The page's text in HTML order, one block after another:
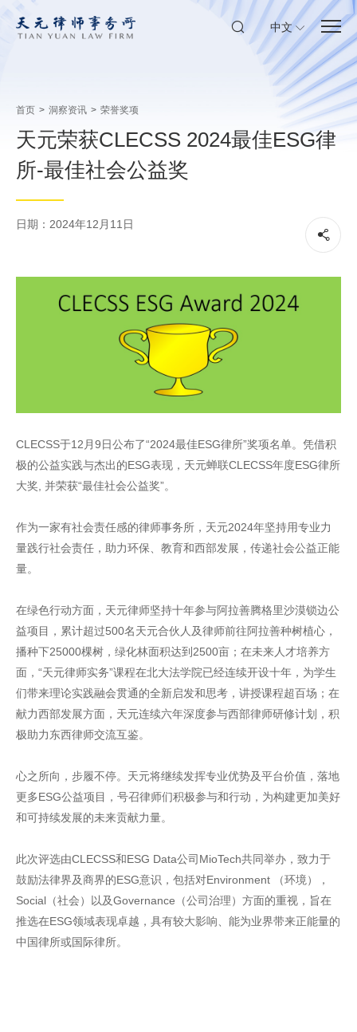
中文
首页 > 洞察资讯 > 荣誉奖项
天元荣获CLECSS 2024最佳ESG律
所-最佳社会公益奖
日期：2024年12月11日
CLECSS于12月9日公布了“2024最佳ESG律所”奖项名单。凭借积
极的公益实践与杰出的ESG表现，天元蝉联CLECSS年度ESG律所
大奖, 并荣获“最佳社会公益奖”。
作为一家有社会责任感的律师事务所，天元2024年坚持用专业力
量践行社会责任，助力环保、教育和西部发展，传递社会公益正能
量。
在绿色行动方面，天元律师坚持十年参与阿拉善腾格里沙漠锁边公
益项目，累计超过500名天元合伙人及律师前往阿拉善种树植心，
播种下25000棵树，绿化林面积达到2500亩；在未来人才培养方
面，“天元律师实务”课程在北大法学院已经连续开设十年，为学生
们带来理论实践融会贯通的全新启发和思考，讲授课程超百场；在
献力西部发展方面，天元连续六年深度参与西部律师研修计划，积
极助力东西律师交流互鉴。
心之所向，步履不停。天元将继续发挥专业优势及平台价值，落地
更多ESG公益项目，号召律师们积极参与和行动，为构建更加美好
和可持续发展的未来贡献力量。
此次评选由CLECSS和ESG Data公司MioTech共同举办，致力于
鼓励法律界及商界的ESG意识，包括对Environment （环境），
Social（社会）以及Governance（公司治理）方面的重视，旨在
推选在ESG领域表现卓越，具有较大影响、能为业界带来正能量的
中国律所或国际律所。